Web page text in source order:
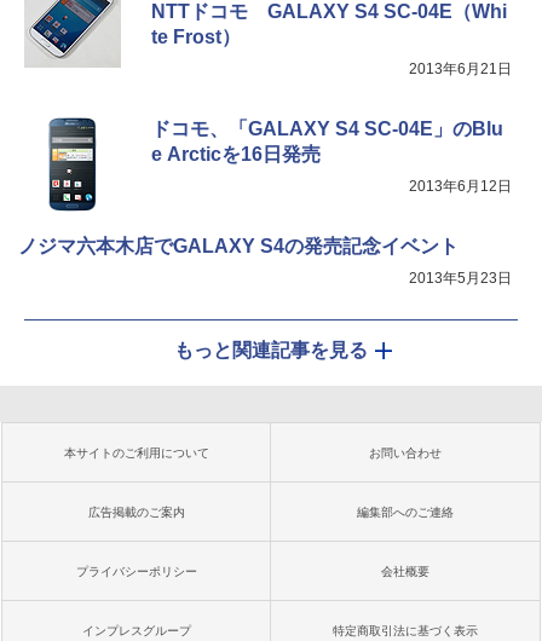
NTTドコモ GALAXY S4 SC-04E（Whi
te Frost）
2013年6月21日
ドコモ、「GALAXY S4 SC-04E」のBlu
e Arcticを16日発売
2013年6月12日
ノジマ六本木店でGALAXY S4の発売記念イベント
2013年5月23日
もっと関連記事を見る
本サイトのご利用について お問い合わせ
広告掲載のご案内 編集部へのご連絡
プライバシーポリシー 会社概要
インプレスグループ 特定商取引法に基づく表示